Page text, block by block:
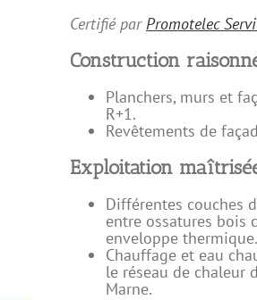
Certifié parPromotelec
Construction
Planchers, murs et
R+1.
Revêtements de
Exploitation
Différentes couches
entre ossatures bois
enveloppe thermique.
Chauffage et eau
le réseau de chaleur
Marne.